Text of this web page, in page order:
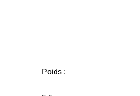
Poids :